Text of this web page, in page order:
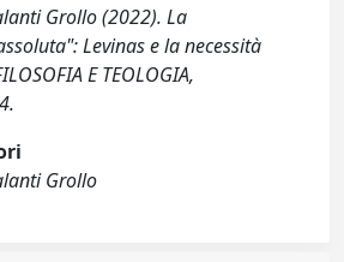
Grollo (2022). La
Levinas e la necessità
E TEOLOGIA,
Grollo